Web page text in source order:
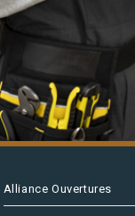
Alliance Ouvertures